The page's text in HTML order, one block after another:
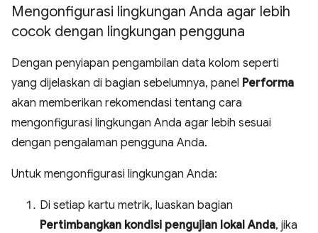
Mengonfigurasi lingkungan Anda agar lebih
cocok dengan lingkungan pengguna
Dengan penyiapan pengambilan data kolom seperti
yang dijelaskan di bagian sebelumnya, panel Performa
akan memberikan rekomendasi tentang cara
mengonfigurasi lingkungan Anda agar lebih sesuai
dengan pengalaman pengguna Anda.
Untuk mengonfigurasi lingkungan Anda:
Di setiap kartu metrik, luaskan bagian
Pertimbangkan kondisi pengujian lokal Anda, jika